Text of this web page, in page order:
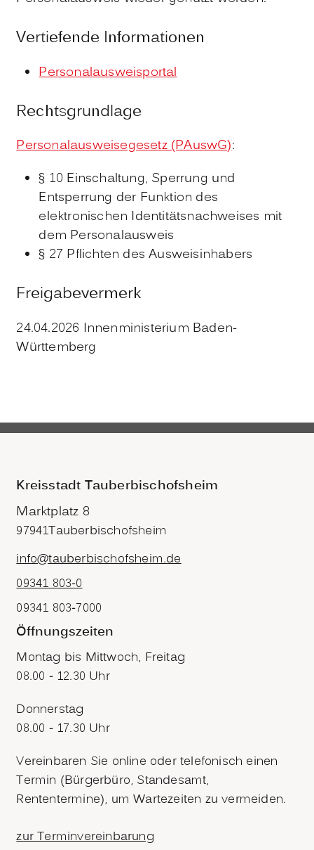
Vertiefende Informationen
Personalausweisportal
Rechtsgrundlage
Personalausweisegesetz (PAuswG):
§ 10 Einschaltung, Sperrung und
Entsperrung der Funktion des
elektronischen Identitätsnachweises mit
dem Personalausweis
§ 27 Pflichten des Ausweisinhabers
Freigabevermerk
24.04.2026 Innenministerium Baden-
Württemberg
Kreisstadt Tauberbischofsheim
Marktplatz 8
97941Tauberbischofsheim
info@tauberbischofsheim.de
09341 803-0
09341 803-7000
Öffnungszeiten
Montag bis Mittwoch, Freitag
08.00 - 12.30 Uhr
Donnerstag
08.00 - 17.30 Uhr
Vereinbaren Sie online oder telefonisch einen
Termin (Bürgerbüro, Standesamt,
Rententermine), um Wartezeiten zu vermeiden.
zur Terminvereinbarung